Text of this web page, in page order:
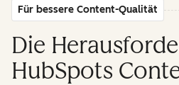
Für bessere Content-Qualität
Die
HubSpots